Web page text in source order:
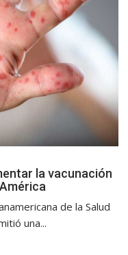
la vacunación
de la Salud
una...